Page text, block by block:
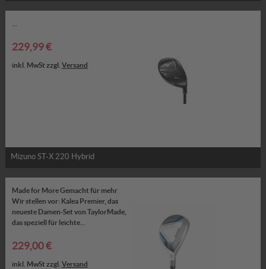
229,99 €
inkl. MwSt zzgl. Versand
Mizuno ST-X 220 Hybrid
Made for More Gemacht für mehr
Wir stellen vor: Kalea Premier, das
neueste Damen-Set von TaylorMade,
das speziell für leichte...
229,00 €
inkl. MwSt zzgl. Versand